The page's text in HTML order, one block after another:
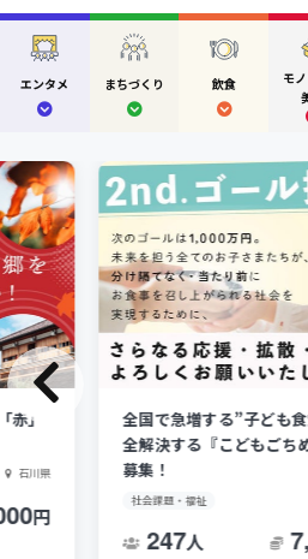
エンタメ まちづくり 飲食
モ
」
石川県
円
全国で急増する”子ども
全解決する『こどもごち
募集！
社会課題・福祉
247人